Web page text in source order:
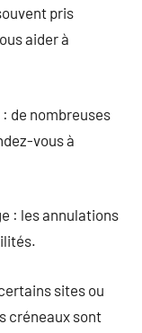
pris
aider à
de nombreuses
vous à
: les annulations
sites ou
créneaux sont